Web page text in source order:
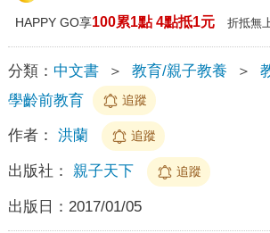
HAPPY GO享100累1點 4點抵1元 折抵無
分類： 中文書 ＞ 教育/親子教養 ＞
學齡前教育
追蹤
作者： 洪蘭 追蹤
出版社： 親子天下 追蹤
出版日： 2017/01/05